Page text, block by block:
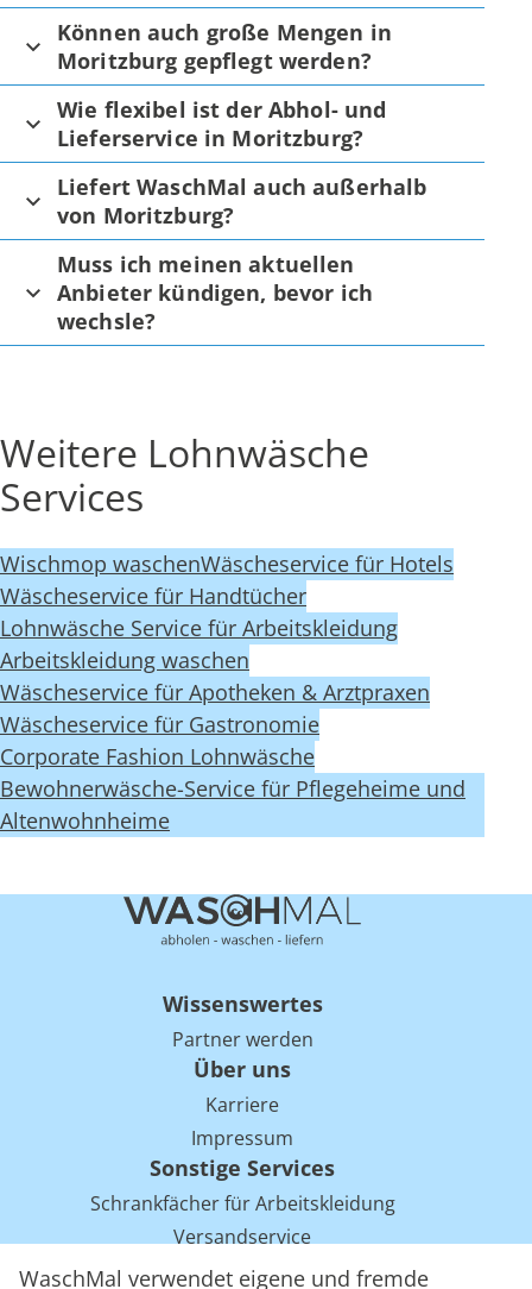
WaschMal verwendet eigene und fremde
Können auch große Mengen in
Moritzburg gepflegt werden?
Wie flexibel ist der Abhol- und
Lieferservice in Moritzburg?
Liefert WaschMal auch außerhalb
von Moritzburg?
Muss ich meinen aktuellen
Anbieter kündigen, bevor ich
wechsle?
Weitere Lohnwäsche
Services
Wischmop waschenWäscheservice für Hotels
Wäscheservice für Handtücher
Lohnwäsche Service für Arbeitskleidung
Arbeitskleidung waschen
Wäscheservice für Apotheken & Arztpraxen
Wäscheservice für Gastronomie
Corporate Fashion Lohnwäsche
Bewohnerwäsche-Service für Pflegeheime und
Altenwohnheime
Wissenswertes
Partner werden
Über uns
Karriere
Impressum
Sonstige Services
Schrankfächer für Arbeitskleidung
Versandservice
Einsparpotentiale für Mietwäsche bei Arbeitskleidung